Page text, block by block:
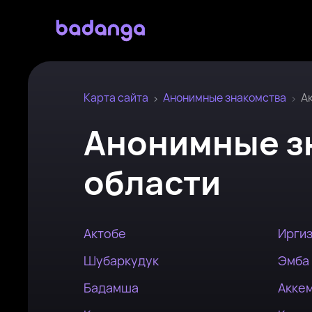
Карта сайта Анонимные знакомства
Анонимные
области
Актобе
Иргиз
Шубаркудук
Эмба
Бадамша